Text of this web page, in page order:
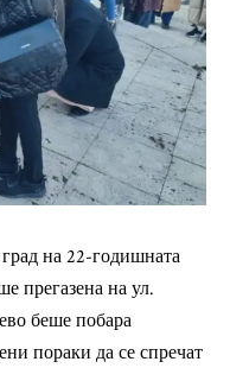
на 22-годишната
прегазена на ул.
беше побара
пораки да се спречат